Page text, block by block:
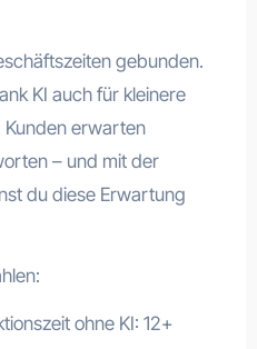
gebunden.
KI auch für kleinere
Kunden erwarten
– und mit der
du diese Erwartung
ohne KI: 12+